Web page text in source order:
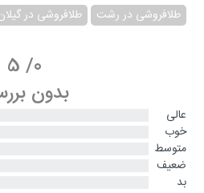
طلافروشی در رشت
طلافروشی در گیلان
0
/
5
بدون
عالی
خوب
متوسط
ضعیف
بد